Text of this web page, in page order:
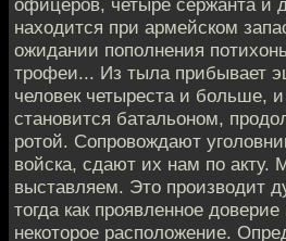
офицеров, четыре сержанта и
находится при армейском
ожидании пополнения
трофеи... Из тыла прибывает
человек четыреста и больше,
становится батальоном,
ротой. Сопровождают
войска, сдают их нам по акту.
выставляем. Это производит
тогда как проявленное
некоторое расположение.